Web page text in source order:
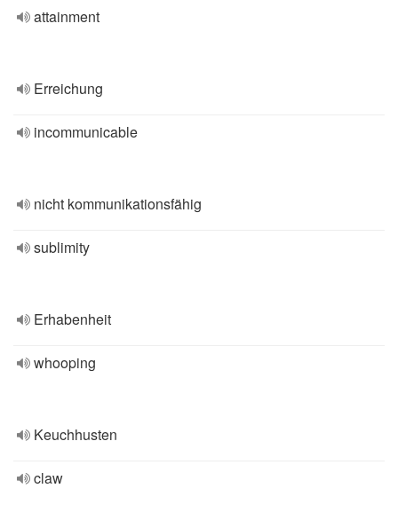
attainment
Erreichung
incommunicable
nicht kommunikationsfähig
sublimity
Erhabenheit
whooping
Keuchhusten
claw